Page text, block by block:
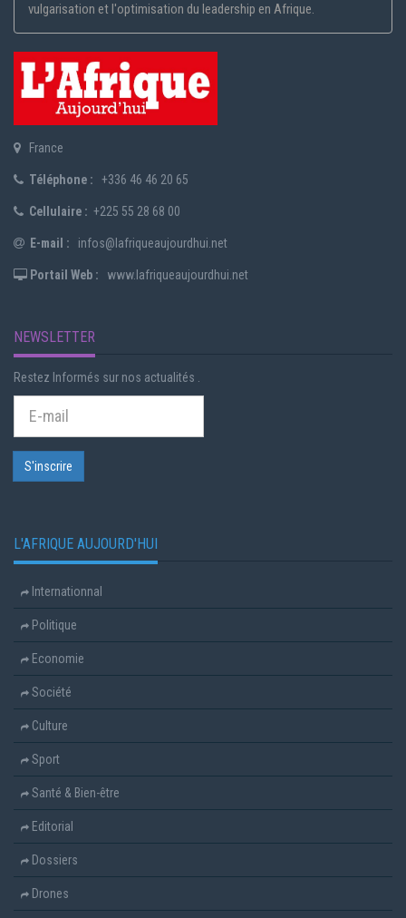
vulgarisation et l'optimisation du leadership en Afrique.
France
Téléphone : +336 46 46 20 65
Cellulaire : +225 55 28 68 00
E-mail : infos@lafriqueaujourdhui.net
Portail Web : www.lafriqueaujourdhui.net
NEWSLETTER
Restez Informés sur nos actualités .
L'AFRIQUE AUJOURD'HUI
Internationnal
Politique
Economie
Société
Culture
Sport
Santé & Bien-être
Editorial
Dossiers
Drones